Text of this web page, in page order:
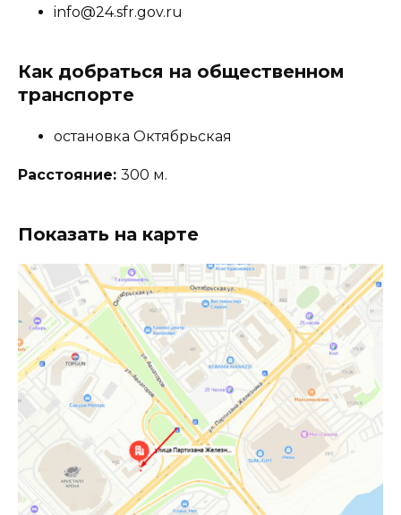
info@24.sfr.gov.ru
Как добраться на общественном
транспорте
остановка Октябрьская
Расстояние: 300 м.
Показать на карте